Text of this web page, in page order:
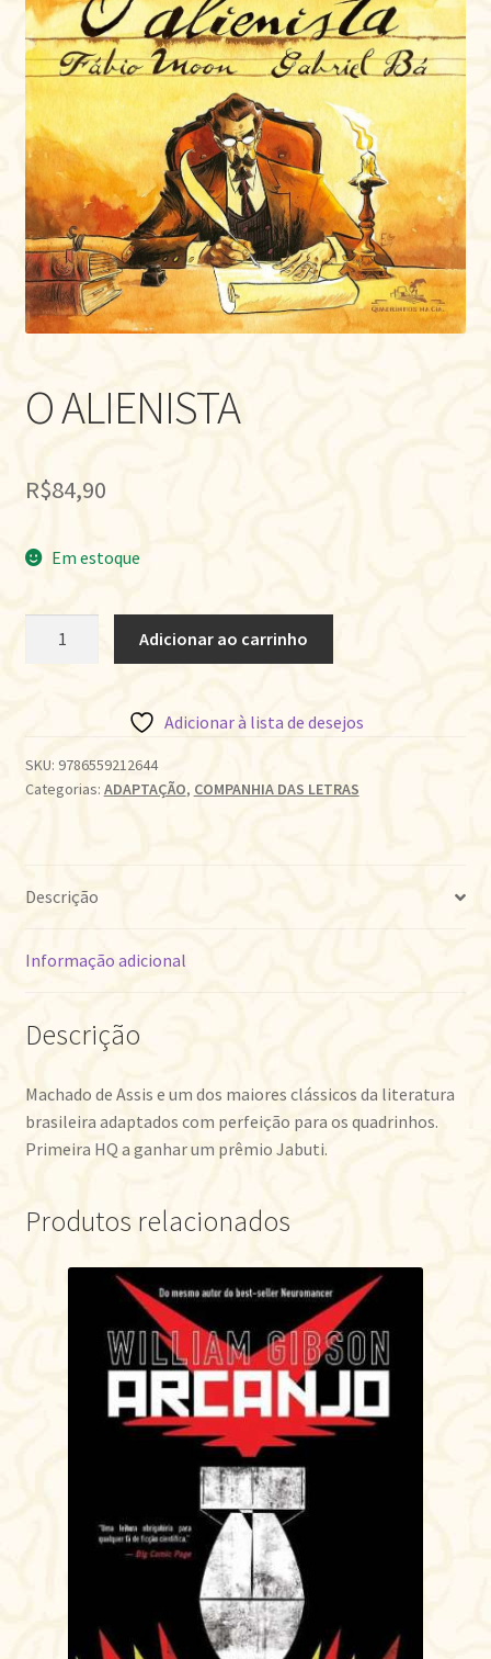
O ALIENISTA
R$84,90
Em estoque
Adicionar ao carrinho
Adicionar à lista de desejos
SKU: 9786559212644
Categorias: ADAPTAÇÃO, COMPANHIA DAS LETRAS
Descrição
Informação adicional
Descrição
Machado de Assis e um dos maiores clássicos da literatura
brasileira adaptados com perfeição para os quadrinhos.
Primeira HQ a ganhar um prêmio Jabuti.
Produtos relacionados